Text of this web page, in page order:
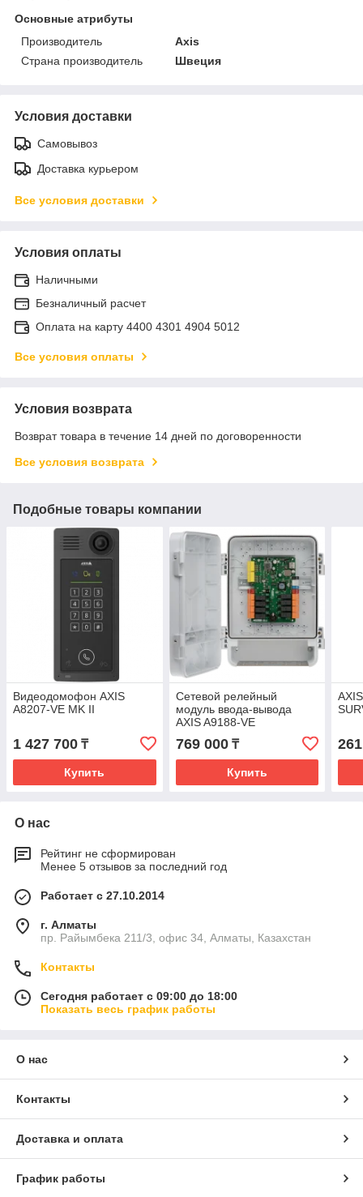
Основные атрибуты
Производитель
Axis
Страна производитель
Швеция
Условия доставки
Самовывоз
Доставка курьером
Все условия доставки
Условия оплаты
Наличными
Безналичный расчет
Оплата на карту 4400 4301 4904 5012
Все условия оплаты
Условия возврата
Возврат товара в течение 14 дней по договоренности
Все условия возврата
Подобные товары компании
Видеодомофон AXIS
A8207-VE MK II
1 427 700 ₸
Купить
Сетевой релейный
модуль ввода-вывода
AXIS A9188-VE
769 000₸
Купить
О нас
Рейтинг не сформирован
Менее 5 отзывов за последний год
Работает с 27.10.2014
г. Алматы
пр. Райымбека 211/3, офис 34, Алматы, Казахстан
Контакты
Сегодня работает с 09:00 до 18:00
Показать весь график работы
О нас
Контакты
Доставка и оплата
График работы